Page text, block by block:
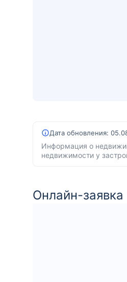
Дата обновления:
Информация о
недвижимости у
Онлайн-заявка